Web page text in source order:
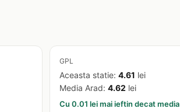
GPL
Aceasta statie: 4.61 lei
Media Arad: 4.62 lei
Cu 0.01 lei mai ieftin decat media